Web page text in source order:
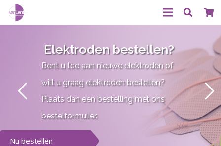
Elektroden bestellen?
Bent u toe aan nieuwe elektroden of
wilt u graag elektroden bestellen?
Plaats dan een bestelling met ons
bestelformulier.
Nu bestellen